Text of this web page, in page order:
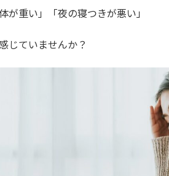
が重い」「夜の寝つきが悪い」
ていませんか？